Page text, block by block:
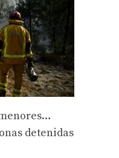
detenidas